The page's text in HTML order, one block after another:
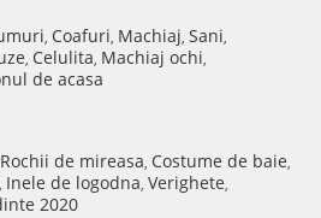
, Coafuri, Machiaj, Sani,
, Celulita, Machiaj ochi,
de acasa
Rochii de mireasa, Costume de baie,
, Inele de logodna, Verighete,
2020